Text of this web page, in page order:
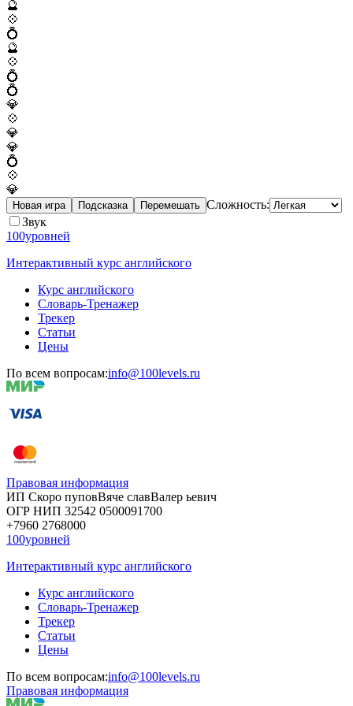
🔮
💠
💍
🔮
💠
💍
💍
💎
💠
💎
💎
💍
💠
💎
Новая игра Подсказка Перемешать Сложность:
Звук
100уровней
Интерактивный курс английского
Курс английского
Словарь-Тренажер
Трекер
Статьи
Цены
По всем вопросам:info@100levels.ru
Правовая информация
ИП Скоро пуповВяче славВалер ьевич
ОГР НИП 32542 0500091700
+7960 2768000
100уровней
Интерактивный курс английского
Курс английского
Словарь-Тренажер
Трекер
Статьи
Цены
По всем вопросам:info@100levels.ru
Правовая информация